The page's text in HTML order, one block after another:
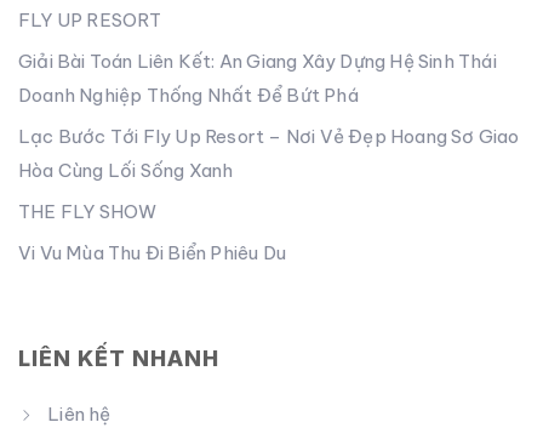
FLY UP RESORT
Giải Bài Toán Liên Kết: An Giang Xây Dựng Hệ Sinh Thái
Doanh Nghiệp Thống Nhất Để Bứt Phá
Lạc Bước Tới Fly Up Resort – Nơi Vẻ Đẹp Hoang Sơ Giao
Hòa Cùng Lối Sống Xanh
THE FLY SHOW
Vi Vu Mùa Thu Đi Biển Phiêu Du
LIÊN KẾT NHANH
Liên hệ